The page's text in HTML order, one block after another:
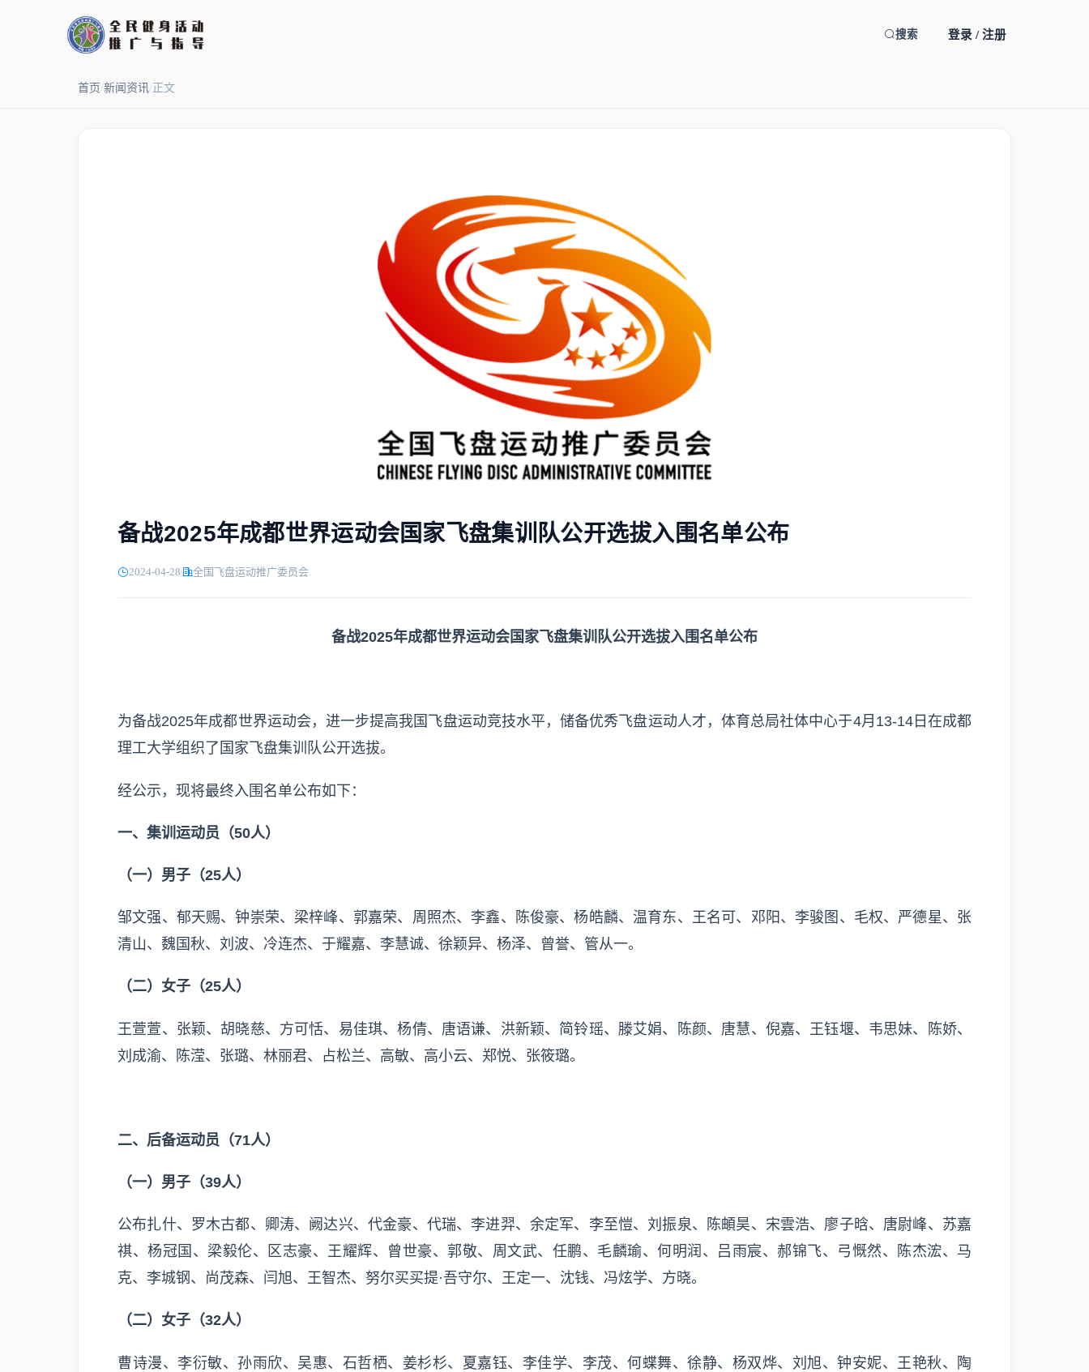
搜索 登录 / 注册
首页/新闻资讯/正文
备战2025年成都世界运动会国家飞盘集训队公开选拔入围名单公布
2024-04-28 全国飞盘运动推广委员会
备战2025年成都世界运动会国家飞盘集训队公开选拔入围名单公布
为备战2025年成都世界运动会，进一步提高我国飞盘运动竞技水平，储备优秀飞盘运动人才，体育总局社体中心于4月13-14日在成都
理工大学组织了国家飞盘集训队公开选拔。
经公示，现将最终入围名单公布如下：
一、集训运动员（50人）
（一）男子（25人）
邹文强、郁天赐、钟崇荣、梁梓峰、郭嘉荣、周照杰、李鑫、陈俊豪、杨皓麟、温育东、王名可、邓阳、李骏图、毛权、严德星、张
清山、魏国秋、刘波、冷连杰、于耀嘉、李慧诚、徐颖异、杨泽、曾誉、管从一。
（二）女子（25人）
王萱萱、张颖、胡晓慈、方可恬、易佳琪、杨倩、唐语谦、洪新颖、简铃瑶、滕艾娟、陈颜、唐慧、倪嘉、王钰堰、韦思妹、陈娇、
刘成渝、陈滢、张璐、林丽君、占松兰、高敏、高小云、郑悦、张筱璐。
二、后备运动员（71人）
（一）男子（39人）
公布扎什、罗木古都、卿涛、阙达兴、代金豪、代瑞、李进羿、余定军、李至愷、刘振泉、陈頔昊、宋雲浩、廖子晗、唐尉峰、苏嘉
祺、杨冠国、梁毅伦、区志豪、王耀辉、曾世豪、郭敬、周文武、任鹏、毛麟瑜、何明润、吕雨宸、郝锦飞、弓慨然、陈杰浤、马
克、李城钢、尚茂森、闫旭、王智杰、努尔买买提·吾守尔、王定一、沈钱、冯炫学、方晓。
（二）女子（32人）
曹诗漫、李衍敏、孙雨欣、吴惠、石哲栖、姜杉杉、夏嘉钰、李佳学、李茂、何蝶舞、徐静、杨双烨、刘旭、钟安妮、王艳秋、陶